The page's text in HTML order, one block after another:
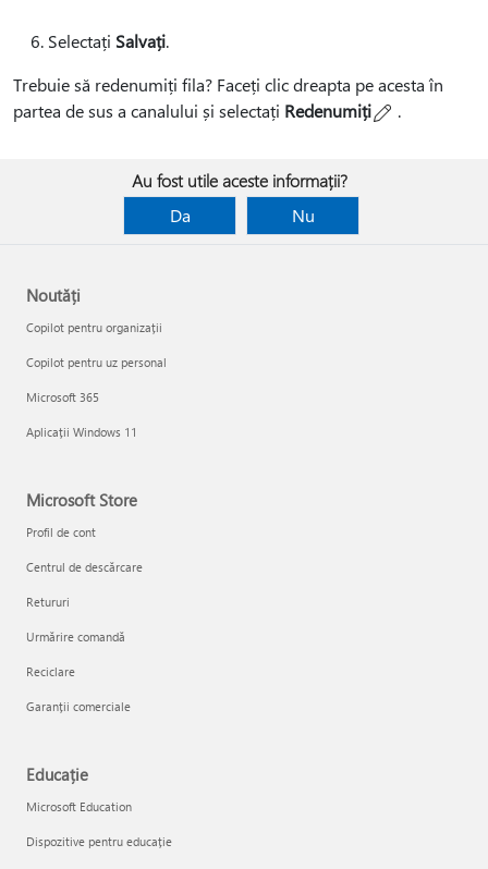
Selectați Salvați.
Trebuie să redenumiți fila? Faceți clic dreapta pe acesta în
partea de sus a canalului și selectați Redenumiți .
Au fost utile aceste informații?
Da
Nu
Noutăți
Copilot pentru organizații
Copilot pentru uz personal
Microsoft 365
Aplicații Windows 11
Microsoft Store
Profil de cont
Centrul de descărcare
Retururi
Urmărire comandă
Reciclare
Garanții comerciale
Educație
Microsoft Education
Dispozitive pentru educație